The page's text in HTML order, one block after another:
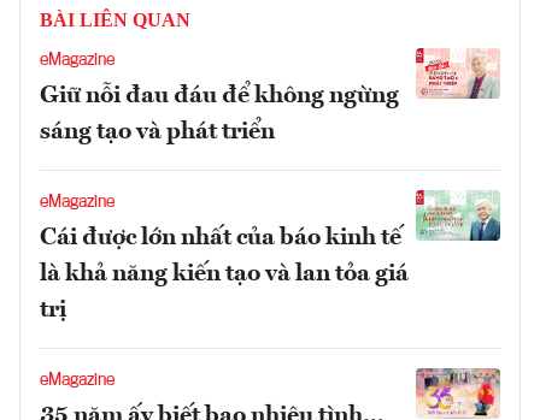
BÀI LIÊN QUAN
eMagazine
Giữ nỗi đau đáu để không ngừng
sáng tạo và phát triển
eMagazine
Cái được lớn nhất của báo kinh tế
là khả năng kiến tạo và lan tỏa giá
trị
eMagazine